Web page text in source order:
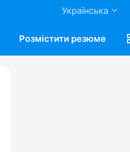
Українська
Розмістити резюме